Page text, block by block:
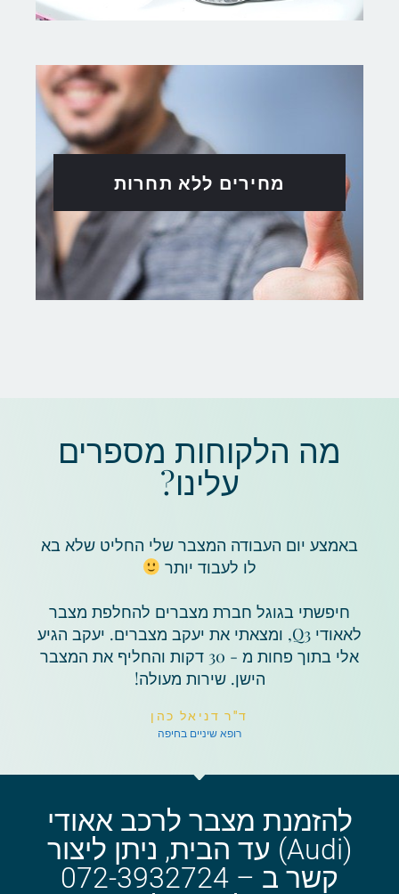
מחירים ללא תחרות
מה הלקוחות מספרים
עלינו?
באמצע יום העבודה המצבר שלי החליט שלא בא
לו לעבוד יותר
חיפשתי בגוגל חברת מצברים להחלפת מצבר
ל‫אאודי Q3, ומצאתי את יעקב מצברים. יעקב הגיע
אלי בתוך פחות מ - 30 דקות והחליף את המצבר
הישן. שירות מעולה!
ד"ר דניאל כהן
רופא שיניים בחיפה
להזמנת מצבר לרכב אאודי
(Audi) עד הבית, ניתן ליצור
קשר ב – 072-3932724